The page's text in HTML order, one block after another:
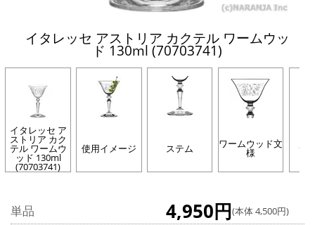
イタレッセ アストリア カクテル ワームウッ
ド 130ml (70703741)
イタレッセ ア
ストリア カク
テル ワームウ
ッド 130ml
(70703741)
使用イメージ ステム ワームウッド文
様 サ
単品 4,950円(本体 4,500円)